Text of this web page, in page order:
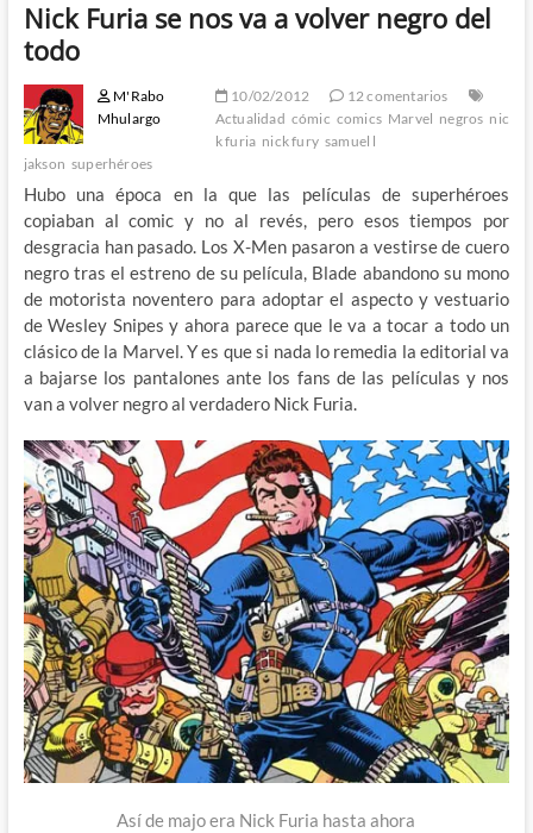
Nick Furia se nos va a volver negro del
todo
M'Rabo
Mhulargo
10/02/2012
12 comentarios
Actualidad cómic comics Marvel negros nic
k furia nick fury samuel l
jakson superhéroes
Hubo una época en la que las películas de superhéroes
copiaban al comic y no al revés, pero esos tiempos por
desgracia han pasado. Los X-Men pasaron a vestirse de cuero
negro tras el estreno de su película, Blade abandono su mono
de motorista noventero para adoptar el aspecto y vestuario
de Wesley Snipes y ahora parece que le va a tocar a todo un
clásico de la Marvel. Y es que si nada lo remedia la editorial va
a bajarse los pantalones ante los fans de las películas y nos
van a volver negro al verdadero Nick Furia.
Así de majo era Nick Furia hasta ahora